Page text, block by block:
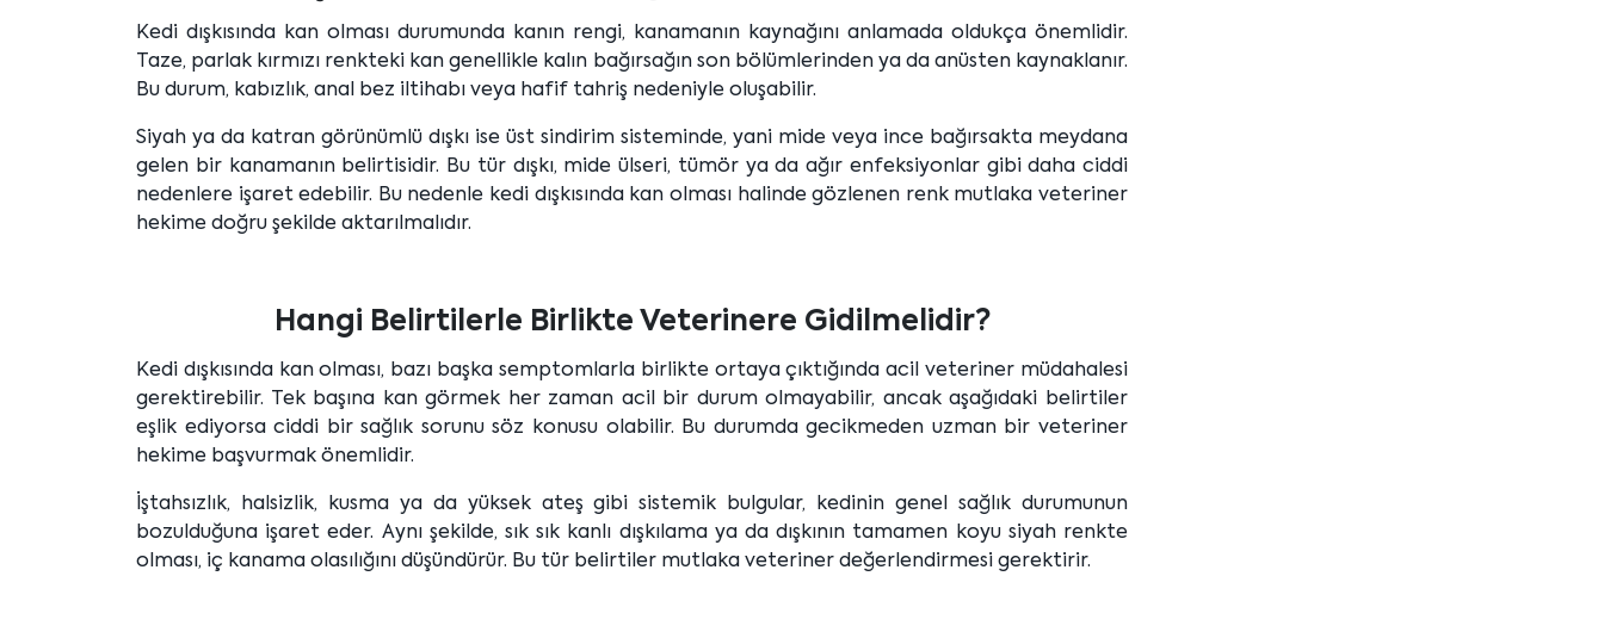
Kedi dışkısında kan olması durumunda kanın rengi, kanamanın kaynağını anlamada oldukça önemlidir.
Taze, parlak kırmızı renkteki kan genellikle kalın bağırsağın son bölümlerinden ya da anüsten kaynaklanır.
Bu durum, kabızlık, anal bez iltihabı veya hafif tahriş nedeniyle oluşabilir.
Siyah ya da katran görünümlü dışkı ise üst sindirim sisteminde, yani mide veya ince bağırsakta meydana
gelen bir kanamanın belirtisidir. Bu tür dışkı, mide ülseri, tümör ya da ağır enfeksiyonlar gibi daha ciddi
nedenlere işaret edebilir. Bu nedenle kedi dışkısında kan olması halinde gözlenen renk mutlaka veteriner
hekime doğru şekilde aktarılmalıdır.
Hangi Belirtilerle Birlikte Veterinere Gidilmelidir?
Kedi dışkısında kan olması, bazı başka semptomlarla birlikte ortaya çıktığında acil veteriner müdahalesi
gerektirebilir. Tek başına kan görmek her zaman acil bir durum olmayabilir, ancak aşağıdaki belirtiler
eşlik ediyorsa ciddi bir sağlık sorunu söz konusu olabilir. Bu durumda gecikmeden uzman bir veteriner
hekime başvurmak önemlidir.
İştahsızlık, halsizlik, kusma ya da yüksek ateş gibi sistemik bulgular, kedinin genel sağlık durumunun
bozulduğuna işaret eder. Aynı şekilde, sık sık kanlı dışkılama ya da dışkının tamamen koyu siyah renkte
olması, iç kanama olasılığını düşündürür. Bu tür belirtiler mutlaka veteriner değerlendirmesi gerektirir.